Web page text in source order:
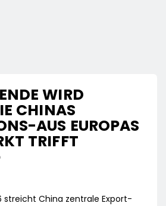
WIRD
CHINAS
AUS EUROPAS
TRIFFT
streicht China zentrale Export-